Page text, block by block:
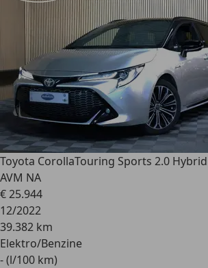
Toyota CorollaTouring Sports 2.0
AVM NA
€ 25.944
12/2022
39.382 km
Elektro/Benzine
- (l/100 km)